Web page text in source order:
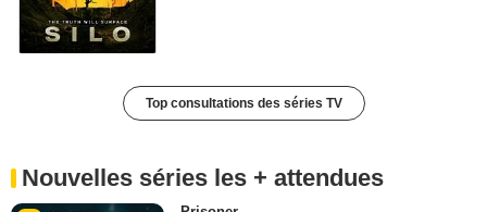
Top consultations des séries TV
Nouvelles séries les + attendues